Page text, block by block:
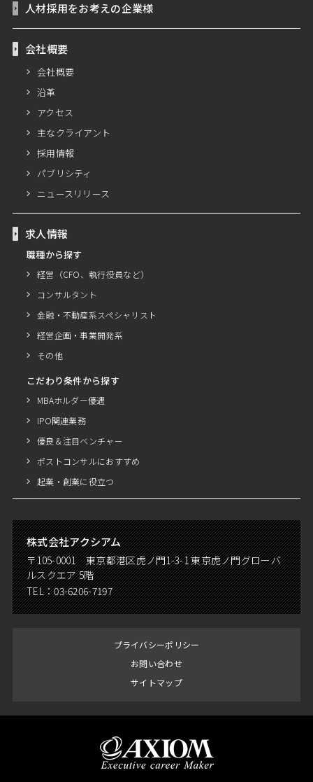
人材採用をお考えの企業様
会社概要
会社概要
沿革
アクセス
主なクライアント
採用情報
パブリシティ
ニュースリリース
求人情報
職種から探す
経営（CFO、執行役員など）
コンサルタント
金融・不動産系スペシャリスト
経営企画・事業開発系
その他
こだわり条件から探す
MBAホルダー優遇
IPO関連業務
優良＆注目ベンチャー
ポストコンサルにおすすめ
起業・創業に役立つ
株式会社アクシアム
〒105-0001 東京都港区虎ノ門1-3-1 東京虎ノ門グローバ
ルスクエア 5階
TEL：03-6206-7197
プライバシーポリシー
お問い合わせ
サイトマップ